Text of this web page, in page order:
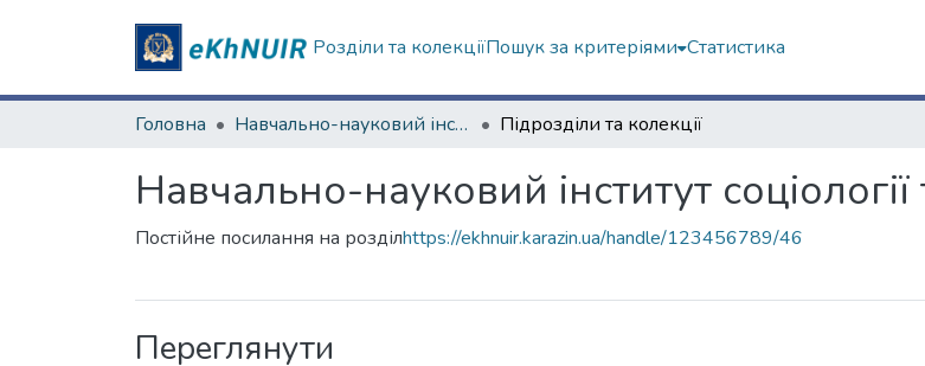
Розділи та колекціїПошук за критеріями Статистика
Головна Навчально-науковий інститут соціології та медіакомунікацій Підрозділи та колекції
Навчально-науковий інститут соціології
Постійне посилання на розділhttps://ekhnuir.karazin.ua/handle/123456789/46
Переглянути